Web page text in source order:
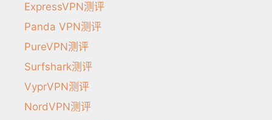
ExpressVPN测评
Panda VPN测评
PureVPN测评
Surfshark测评
VyprVPN测评
NordVPN测评